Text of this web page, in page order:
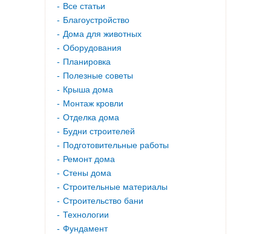
Все статьи
Благоустройство
Дома для животных
Оборудования
Планировка
Полезные советы
Крыша дома
Монтаж кровли
Отделка дома
Будни строителей
Подготовительные работы
Ремонт дома
Стены дома
Строительные материалы
Строительство бани
Технологии
Фундамент